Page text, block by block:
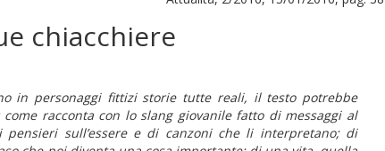
chiacchiere
in personaggi fittizi storie tutte reali, il testo potrebbe
racconta con lo slang giovanile fatto di messaggi al
sull’essere e di canzoni che li interpretano; di